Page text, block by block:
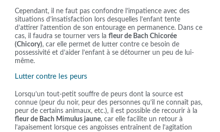
Cependant, il ne faut pas confondre l’impatience avec des
situations d’insatisfaction lors desquelles l’enfant tente
d’attirer l’attention de son entourage en permanence. Dans ce
cas, il faudra se tourner vers la fleur de Bach Chicorée
(Chicory), car elle permet de lutter contre ce besoin de
possessivité et d’aider l’enfant à se détourner un peu de lui-
même.
Lutter contre les peurs
Lorsqu’un tout-petit souffre de peurs dont la source est
connue (peur du noir, peur des personnes qu’il ne connaît pas,
peur de certains animaux, etc.), il est possible de recourir à la
fleur de Bach Mimulus jaune, car elle facilite un retour à
l’apaisement lorsque ces angoisses entraînent de l’agitation